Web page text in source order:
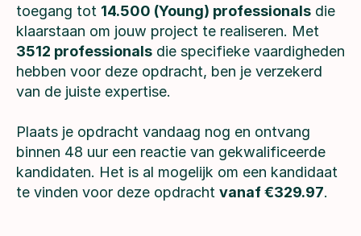
toegang tot 14.500 (Young) professionals die
3512 professionals die specifieke vaardigheden
hebben voor deze opdracht, ben je verzekerd
van de juiste expertise.
Plaats je opdracht vandaag nog en ontvang
binnen 48 uur een reactie van gekwalificeerde
kandidaten. Het is al mogelijk om een kandidaat
te vinden voor deze opdracht vanaf €329.97.